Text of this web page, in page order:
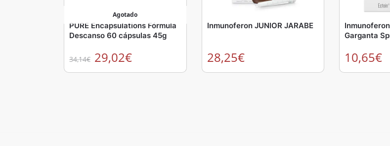
Agotado
PURE Encapsulations Fórmula
Descanso 60 cápsulas 45g
34,14€ 29,02€
Inmunoferon JUNIOR JARABE
28,25€
Garganta
10,65€